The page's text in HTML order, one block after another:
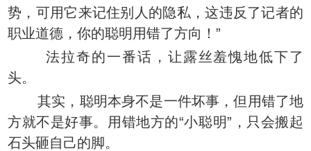
势，可用它来记住别人的隐私，这违反了记者的
职业道德，你的聪明用错了方向！”
法拉奇的一番话，让露丝羞愧地低下了
头。
其实，聪明本身不是一件坏事，但用错了地
方就不是好事。用错地方的“小聪明”，只会搬起
石头砸自己的脚。